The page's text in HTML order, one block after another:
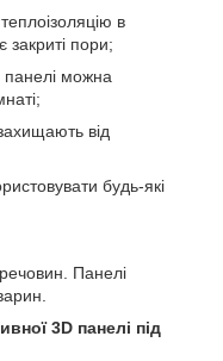
в
закриті пори;
панелі можна
від
будь-які
Панелі
3D панелі під